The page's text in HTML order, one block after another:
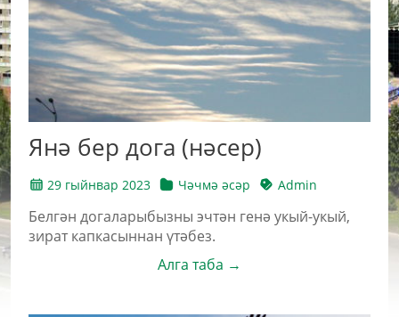
Янә бер дога (нәсер)
29 гыйнвар 2023 Чәчмә әсәр Admin
Белгән догаларыбызны эчтән генә укый-укый,
зират капкасыннан үтәбез.
Алга таба →